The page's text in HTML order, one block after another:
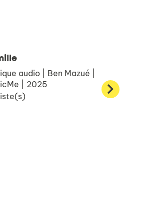
audio | Ben Mazué |
| 2025